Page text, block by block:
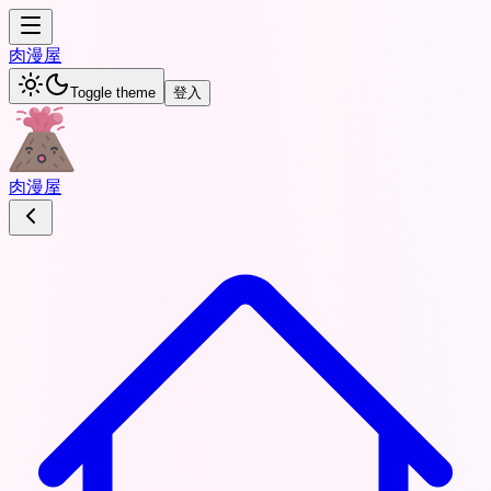
肉漫屋
Toggle theme 登入
肉漫屋